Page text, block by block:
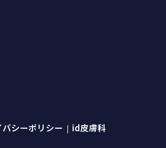
シーポリシー | id皮膚科